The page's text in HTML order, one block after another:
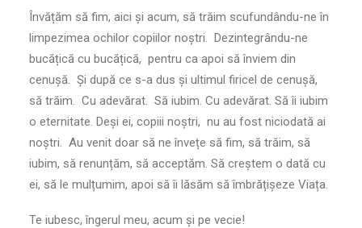
Învățăm să fim, aici și acum, să trăim scufundându-ne în
limpezimea ochilor copiilor noștri. Dezintegrându-ne
bucățică cu bucățică, pentru ca apoi să înviem din
cenușă. Și după ce s-a dus și ultimul firicel de cenușă,
să trăim. Cu adevărat. Să iubim. Cu adevărat. Să îi iubim
o eternitate. Deși ei, copiii noștri, nu au fost niciodată ai
noștri. Au venit doar să ne învețe să fim, să trăim, să
iubim, să renunțăm, să acceptăm. Să creștem o dată cu
ei, să le mulțumim, apoi să îi lăsăm să îmbrățișeze Viața.
Te iubesc, îngerul meu, acum și pe vecie!